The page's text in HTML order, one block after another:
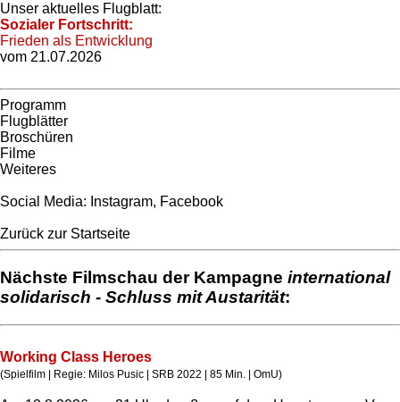
Unser aktuelles Flugblatt:
Sozialer Fortschritt:
Frieden als Entwicklung
vom 21.07.2026
Programm
Flugblätter
Broschüren
Filme
Weiteres
Social Media: Instagram, Facebook
Zurück zur Startseite
Nächste Filmschau der Kampagne international
solidarisch - Schluss mit Austarität:
Working Class Heroes
(Spielfilm | Regie: Milos Pusic | SRB 2022 | 85 Min. | OmU)